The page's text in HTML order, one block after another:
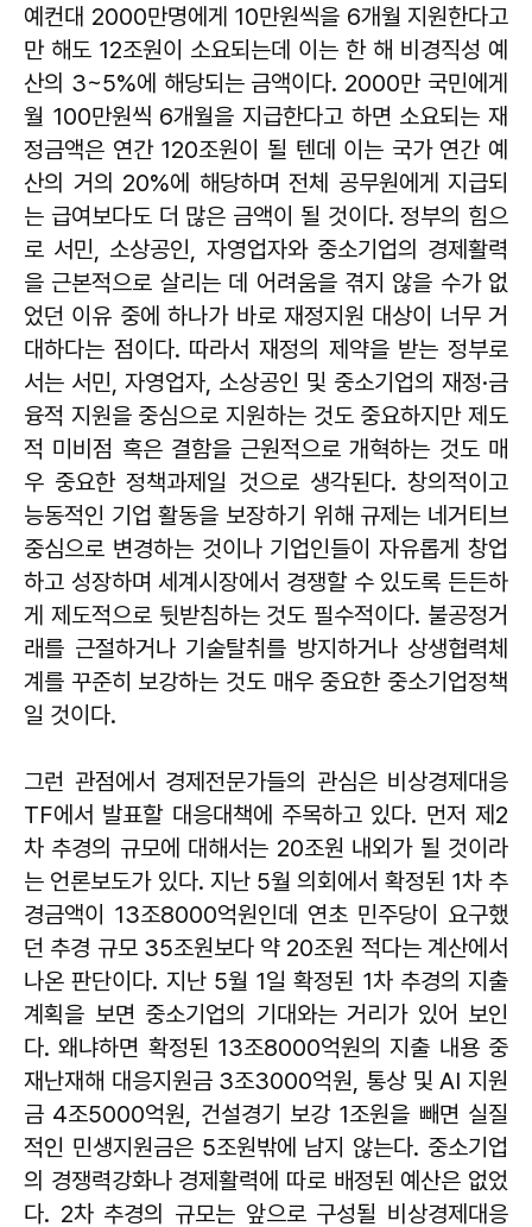
예컨대 2000만명에게 10만원씩을 6개월 지원한다고
만 해도 12조원이 소요되는데 이는 한 해 비경직성 예
산의 3~5%에 해당되는 금액이다. 2000만 국민에게
월 100만원씩 6개월을 지급한다고 하면 소요되는 재
정금액은 연간 120조원이 될 텐데 이는 국가 연간 예
산의 거의 20%에 해당하며 전체 공무원에게 지급되
는 급여보다도 더 많은 금액이 될 것이다. 정부의 힘으
로 서민, 소상공인, 자영업자와 중소기업의 경제활력
을 근본적으로 살리는 데 어려움을 겪지 않을 수가 없
었던 이유 중에 하나가 바로 재정지원 대상이 너무 거
대하다는 점이다. 따라서 재정의 제약을 받는 정부로
서는 서민, 자영업자, 소상공인 및 중소기업의 재정·금
융적 지원을 중심으로 지원하는 것도 중요하지만 제도
적 미비점 혹은 결함을 근원적으로 개혁하는 것도 매
우 중요한 정책과제일 것으로 생각된다. 창의적이고
능동적인 기업 활동을 보장하기 위해 규제는 네거티브
중심으로 변경하는 것이나 기업인들이 자유롭게 창업
하고 성장하며 세계시장에서 경쟁할 수 있도록 든든하
게 제도적으로 뒷받침하는 것도 필수적이다. 불공정거
래를 근절하거나 기술탈취를 방지하거나 상생협력체
계를 꾸준히 보강하는 것도 매우 중요한 중소기업정책
일 것이다.
그런 관점에서 경제전문가들의 관심은 비상경제대응
TF에서 발표할 대응대책에 주목하고 있다. 먼저 제2
차 추경의 규모에 대해서는 20조원 내외가 될 것이라
는 언론보도가 있다. 지난 5월 의회에서 확정된 1차 추
경금액이 13조8000억원인데 연초 민주당이 요구했
던 추경 규모 35조원보다 약 20조원 적다는 계산에서
나온 판단이다. 지난 5월 1일 확정된 1차 추경의 지출
계획을 보면 중소기업의 기대와는 거리가 있어 보인
다. 왜냐하면 확정된 13조8000억원의 지출 내용 중
재난재해 대응지원금 3조3000억원, 통상 및 AI 지원
금 4조5000억원, 건설경기 보강 1조원을 빼면 실질
적인 민생지원금은 5조원밖에 남지 않는다. 중소기업
의 경쟁력강화나 경제활력에 따로 배정된 예산은 없었
다. 2차 추경의 규모는 앞으로 구성될 비상경제대응